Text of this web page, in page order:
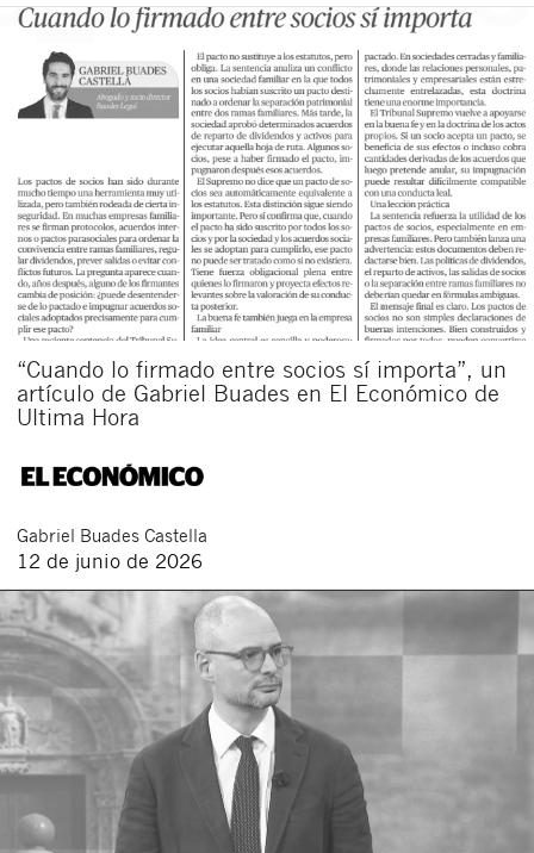
“Cuando lo firmado entre socios sí importa”, un
artículo de Gabriel Buades en El Económico de
Ultima Hora
Gabriel Buades Castella
12 de junio de 2026